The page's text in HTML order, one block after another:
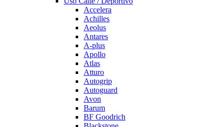
Accelera
Achilles
Aeolus
Antares
A-plus
Apollo
Atlas
Atturo
Autogrip
Autoguard
Avon
Barum
BF Goodrich